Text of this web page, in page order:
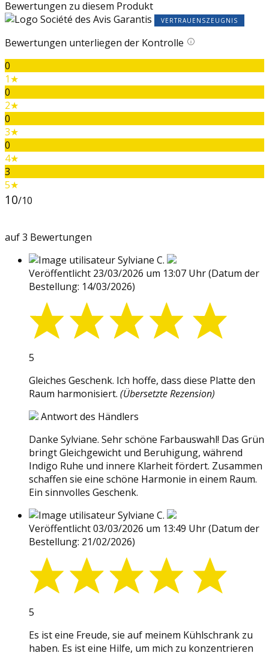
Bewertungen zu diesem Produkt
VERTRAUENSZEUGNIS
Bewertungen unterliegen der Kontrolle
0
1★
0
2★
0
3★
0
4★
3
5★
10/10
auf 3 Bewertungen
Sylviane C.
Veröffentlicht 23/03/2026 um 13:07 Uhr(Datum der
Bestellung: 14/03/2026)
5
Gleiches Geschenk. Ich hoffe, dass diese Platte den
Raum harmonisiert. (Übersetzte Rezension)
Antwort des Händlers
Danke Sylviane. Sehr schöne Farbauswahl! Das Grün
bringt Gleichgewicht und Beruhigung, während
Indigo Ruhe und innere Klarheit fördert. Zusammen
schaffen sie eine schöne Harmonie in einem Raum.
Ein sinnvolles Geschenk.
Sylviane C.
Veröffentlicht 03/03/2026 um 13:49 Uhr(Datum der
Bestellung: 21/02/2026)
5
Es ist eine Freude, sie auf meinem Kühlschrank zu
haben. Es ist eine Hilfe, um mich zu konzentrieren